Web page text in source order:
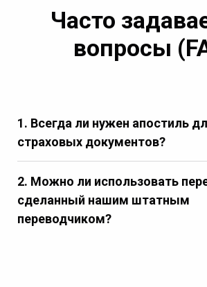
Часто
вопросы
1. Всегда ли нужен апостиль
страховых документов?
2. Можно ли использовать
сделанный нашим штатным
переводчиком?